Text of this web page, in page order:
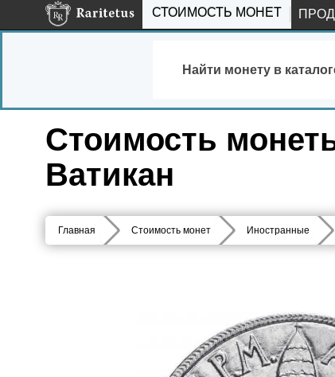
СТОИМОСТЬ МОНЕТ
Найти монету в
Стоимость
Ватикан
Главная Стоимость монет Иностранные